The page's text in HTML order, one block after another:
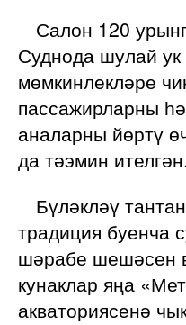
Салон 120
Суднода шулай ук
мөмкинлекләре
пассажирларны
аналарны йөртү
да тәэмин ителгән.
Бүләкләү
традиция буенча
шәрабе шешәсен
кунаклар яңа
акваториясенә